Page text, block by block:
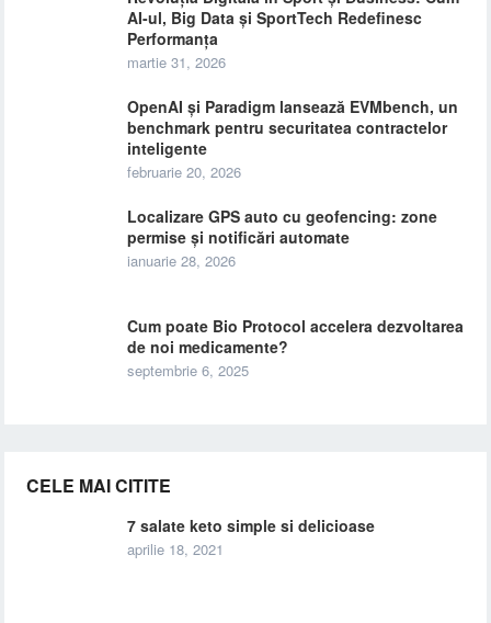
AI-ul, Big Data și SportTech Redefinesc
Performanța
martie 31, 2026
OpenAI și Paradigm lansează EVMbench, un
benchmark pentru securitatea contractelor
inteligente
februarie 20, 2026
Localizare GPS auto cu geofencing: zone
permise și notificări automate
ianuarie 28, 2026
Cum poate Bio Protocol accelera dezvoltarea
de noi medicamente?
septembrie 6, 2025
CELE MAI CITITE
7 salate keto simple si delicioase
aprilie 18, 2021